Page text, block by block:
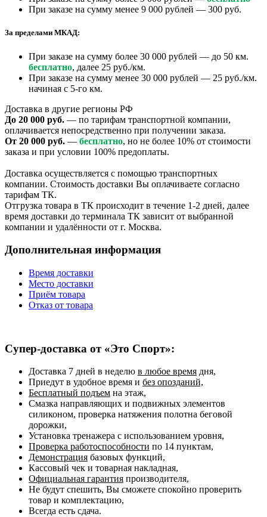
При заказе на сумму менее 9 000 рублей — 300 руб.
За пределами МКАД:
При заказе на сумму более 30 000 рублей — до 50 км.
бесплатно, далее 25 руб./км.
При заказе на сумму менее 30 000 рублей — 25 руб./км.
начиная с 5-го км.
Доставка в другие регионы РФ
До 20 000 руб. — по тарифам транспортной компании,
оплачивается непосредственно при получении заказа.
От 20 000 руб. — бесплатно, но не более 10% от стоимости
заказа и при условии 100% предоплаты.
Доставка осуществляется с помощью транспортных
компании. Стоимость доставки Вы оплачиваете согласно
тарифам ТК.
Отгрузка товара в ТК происходит в течение 1-2 дней, далее
время доставки до терминала ТК зависит от выбранной
компании и удалённости от г. Москва.
Дополнительная информация
Время доставки
Место доставки
Приём товара
Отказ от товара
Супер-доставка от «Это Спорт»:
Доставка 7 дней в неделю в любое время дня,
Приедут в удобное время и без опозданий,
Бесплатный подъем на этаж,
Смазка направляющих и подвижных элементов
силиконом, проверка натяжения полотна беговой
дорожки,
Установка тренажера с использованием уровня,
Проверка работоспособности по 14 пунктам,
Демонстрация базовых функций,
Кассовый чек и товарная накладная,
Официальная гарантия производителя,
Не будут спешить, Вы сможете спокойно проверить
товар и комплектацию,
Всегда есть сдача.